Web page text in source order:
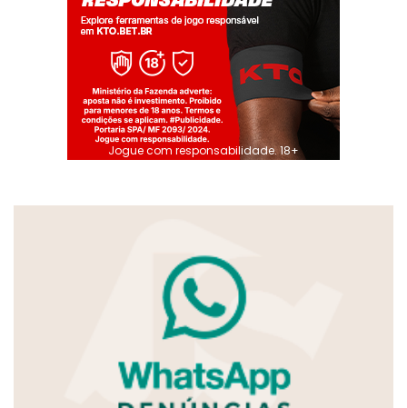
Jogue com responsabilidade. 18+